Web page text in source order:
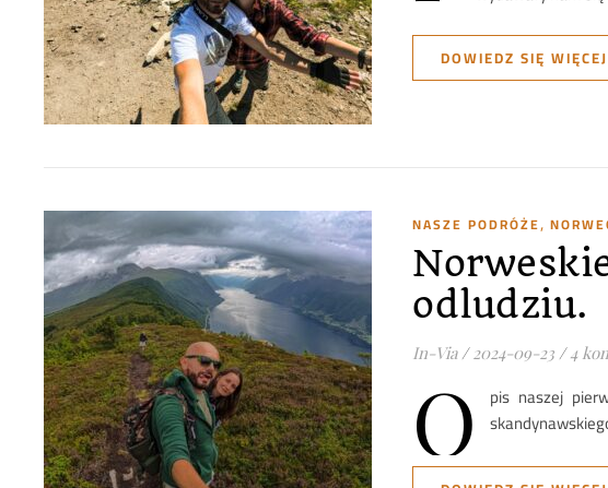
DOWIEDZ SIĘ WIĘCEJ
NASZE PODRÓŻE,
odludziu.
In-Via / 2024-09-23 / 4
O pis naszej